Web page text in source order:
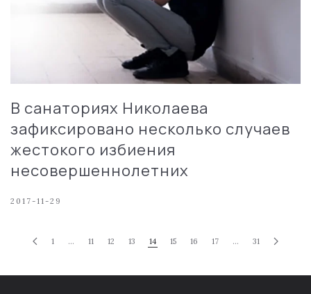
В санаториях Николаева
зафиксировано несколько случаев
жестокого избиения
несовершеннолетних
2017-11-29
1 … 11 12 13 14 15 16 17 … 31